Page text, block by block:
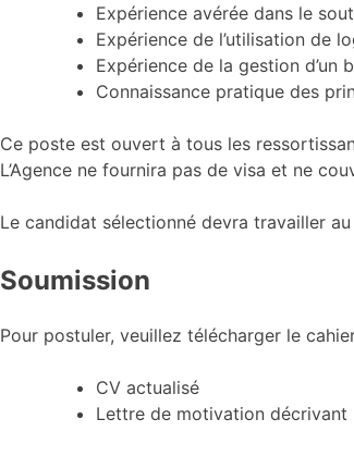
Expérience avérée dans le
Expérience de l’utilisation de
Expérience de la gestion d’un
Connaissance pratique des
Ce poste est ouvert à tous les
L’Agence ne fournira pas de visa et ne
Le candidat sélectionné devra travailler
Soumission
Pour postuler, veuillez télécharger le
CV actualisé
Lettre de motivation décrivant